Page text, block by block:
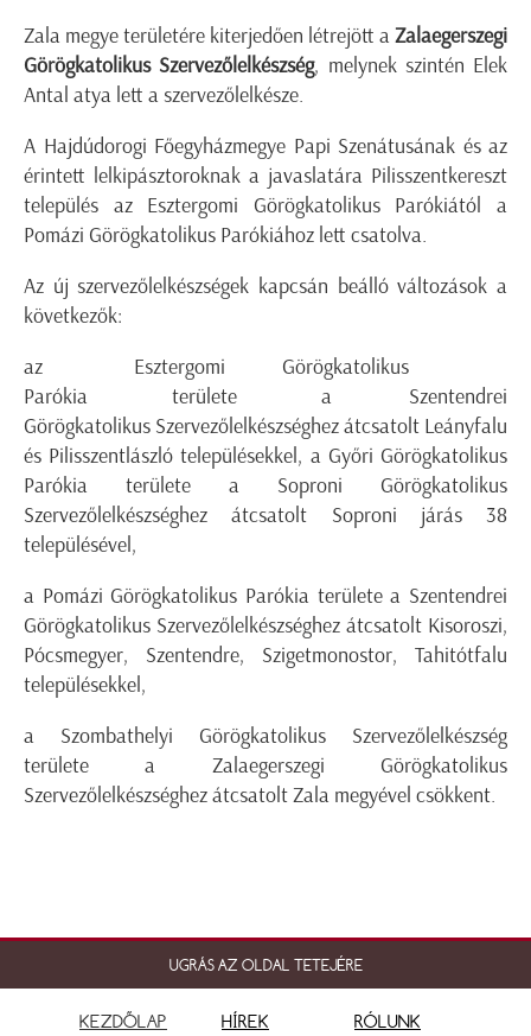
Zala megye területére kiterjedően létrejött a Zalaegerszegi
Görögkatolikus Szervezőlelkészség, melynek szintén Elek
Antal atya lett a szervezőlelkésze.
A Hajdúdorogi Főegyházmegye Papi Szenátusának és az
érintett lelkipásztoroknak a javaslatára Pilisszentkereszt
település az Esztergomi Görögkatolikus Parókiától a
Pomázi Görögkatolikus Parókiához lett csatolva.
Az új szervezőlelkészségek kapcsán beálló változások a
következők:
az Esztergomi Görögkatolikus
Parókia területe a Szentendrei
Görögkatolikus Szervezőlelkészséghez átcsatolt Leányfalu
és Pilisszentlászló településekkel, a Győri Görögkatolikus
Parókia területe a Soproni Görögkatolikus
Szervezőlelkészséghez átcsatolt Soproni járás 38
településével,
a Pomázi Görögkatolikus Parókia területe a Szentendrei
Görögkatolikus Szervezőlelkészséghez átcsatolt Kisoroszi,
Pócsmegyer, Szentendre, Szigetmonostor, Tahitótfalu
településekkel,
a Szombathelyi Görögkatolikus Szervezőlelkészség
területe a Zalaegerszegi Görögkatolikus
Szervezőlelkészséghez átcsatolt Zala megyével csökkent.
UGRÁS AZ OLDAL TETEJÉRE
KEZDŐLAP HÍREK RÓLUNK